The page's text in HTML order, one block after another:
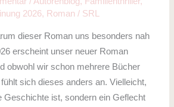
2026, Roman / SRL
dieser Roman uns besonders nah
erscheint unser neuer Roman
obwohl wir schon mehrere Bücher
sich dieses anders an. Vielleicht,
Geschichte ist, sondern ein Geflecht